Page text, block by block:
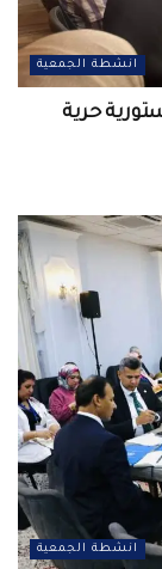
انشطة الجمعية
حرية
انشطة الجمعية